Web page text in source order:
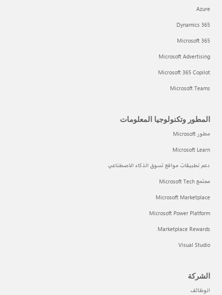
Azure
Dynamics 365
Microsoft 365
Microsoft Advertising
Microsoft 365 Copilot
Microsoft Teams
المطور وتكنولوجيا المعلومات
مطور Microsoft
Microsoft Learn
دعم تطبيقات مواقع تسوق الذكاء الاصطناعي
مجتمع Microsoft Tech
Microsoft Marketplace
Microsoft Power Platform
Marketplace Rewards
Visual Studio
الشركة
الوظائف